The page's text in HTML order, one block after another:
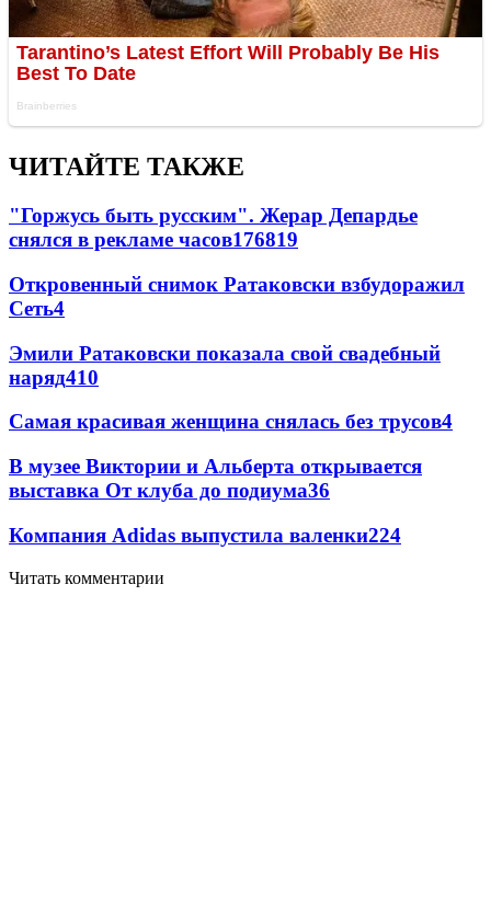
ЧИТАЙТЕ ТАКЖЕ
"Горжусь быть русским". Жерар Депардье
снялся в рекламе часов176819
Откровенный снимок Ратаковски взбудоражил
Сеть4
Эмили Ратаковски показала свой свадебный
наряд410
Самая красивая женщина снялась без трусов4
В музее Виктории и Альберта открывается
выставка От клуба до подиума36
Компания Adidas выпустила валенки224
Читать комментарии